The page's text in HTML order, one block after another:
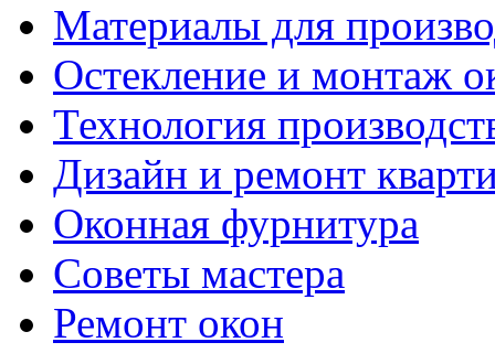
Материалы для
Остекление и монтаж
Технология
Дизайн и ремонт
Оконная фурнитура
Советы мастера
Ремонт окон